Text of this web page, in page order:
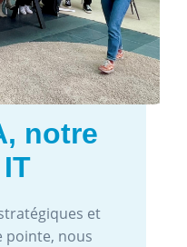
notre
et
pointe, nous